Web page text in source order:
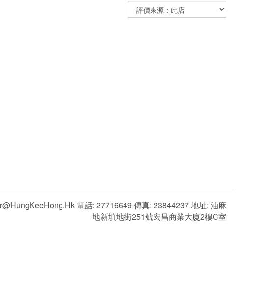
電話: 27716649 傳真: 23844237 地址: 油麻
地新填地街251號宏昌商業大廈2樓C室